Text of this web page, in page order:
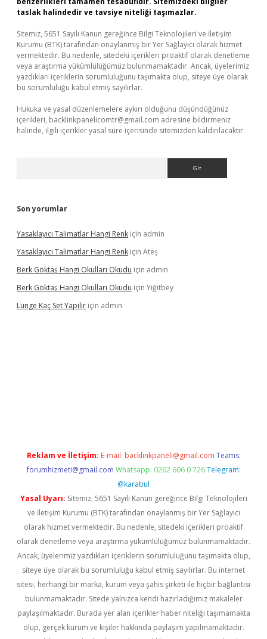
taslak halindedir ve tavsiye niteliği taşımazlar.
Sitemiz, 5651 Sayılı Kanun gereğince Bilgi Teknolojileri ve İletişim
Kurumu (BTK) tarafından onaylanmış bir Yer Sağlayıcı olarak hizmet
vermektedir. Bu nedenle, sitedeki içerikleri proaktif olarak denetleme
veya araştırma yükümlülüğümüz bulunmamaktadır. Ancak, üyelerimiz
yazdıkları içeriklerin sorumluluğunu taşımakta olup, siteye üye olarak
bu sorumluluğu kabul etmiş sayılırlar.
Hukuka ve yasal düzenlemelere aykırı olduğunu düşündüğünüz
içerikleri, backlinkpanelicomtr@gmail.com adresine bildirmeniz
halinde, ilgili içerikler yasal süre içerisinde sitemizden kaldırılacaktır.
Son yorumlar
Yasaklayıcı Talimatlar Hangi Renk için admin
Yasaklayıcı Talimatlar Hangi Renk için Ateş
Berk Göktaş Hangi Okulları Okudu için admin
Berk Göktaş Hangi Okulları Okudu için Yiğitbey
Lunge Kaç Set Yapılır için admin
Reklam ve İletişim: E-mail: backlinkpaneli@gmail.com Teams:
forumhizmeti@gmail.com Whatsapp: 0262 606 0 726 Telegram:
@karabul
Yasal Uyarı: Sitemiz, 5651 Sayılı Kanun gereğince Bilgi Teknolojileri
ve İletişim Kurumu (BTK) tarafından onaylanmış bir Yer Sağlayıcı
olarak hizmet vermektedir. Bu nedenle, sitedeki içerikleri proaktif
olarak denetleme veya araştırma yükümlülüğümüz bulunmamaktadır.
Ancak, üyelerimiz yazdıkları içeriklerin sorumluluğunu taşımakta olup,
siteye üye olarak bu sorumluluğu kabul etmiş sayılırlar. Bu internet
sitesi, herhangi bir marka, kurum veya şahıs şirketi ile hiçbir bağlantısı
bulunmamaktadır. Sitede yalnızca kendi hazırladığımız makaleler
paylaşılmaktadır. Burada yer alan içerikler haber niteliği taşımamakta
olup, gerçek kurum ve kişiler hakkında paylaşım yapılmamaktadır.